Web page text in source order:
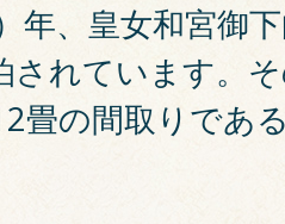
年、皇女和宮御
されています。
畳の間取りであ